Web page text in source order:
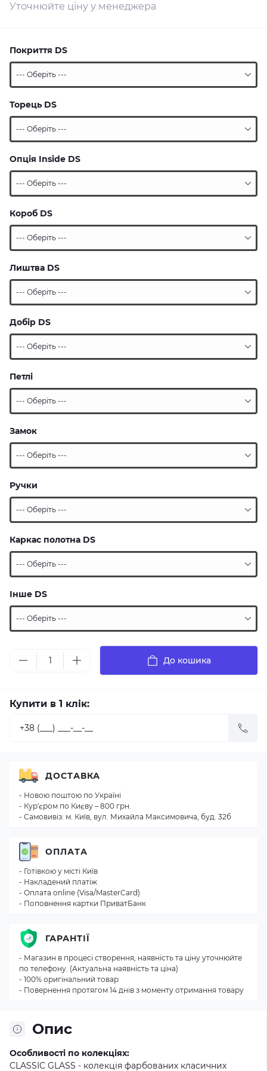
Уточнюйте ціну у менеджера
Покриття DS
Торець DS
Опція Inside DS
Короб DS
Лиштва DS
Добір DS
Петлі
Замок
Ручки
Каркас полотна DS
Інше DS
До кошика
Купити в 1 клік:
Опис
Особливості по колекціях:
CLASSIC GLASS - колекція фарбованих класичних
ДОСТАВКА
- Новою поштою по Україні
- Кур'єром по Києву – 800 грн.
- Самовивіз: м. Київ, вул. Михайла Максимовича, буд. 32б
ОПЛАТА
- Готівкою у місті Київ
- Накладений платіж
- Оплата online (Visa/MasterCard)
- Поповнення картки ПриватБанк
ГАРАНТІЇ
- Магазин в процесі створення, наявність та ціну уточнюйте
по телефону. (Актуальна наявність та ціна)
- 100% оригінальний товар
- Повернення протягом 14 днів з моменту отримання товару